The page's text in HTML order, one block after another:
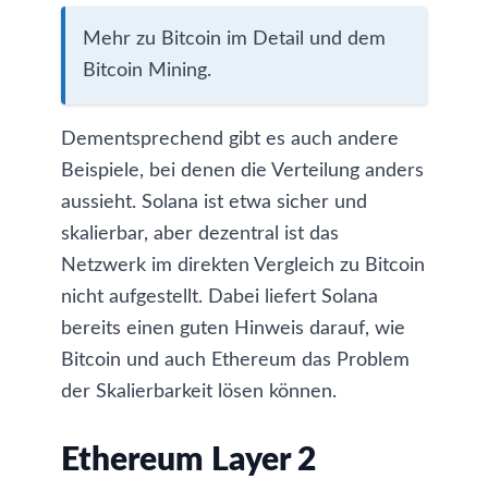
Mehr zu Bitcoin im Detail und dem
Bitcoin Mining.
Dementsprechend gibt es auch andere
Beispiele, bei denen die Verteilung anders
aussieht. Solana ist etwa sicher und
skalierbar, aber dezentral ist das
Netzwerk im direkten Vergleich zu Bitcoin
nicht aufgestellt. Dabei liefert Solana
bereits einen guten Hinweis darauf, wie
Bitcoin und auch Ethereum das Problem
der Skalierbarkeit lösen können.
Ethereum Layer 2